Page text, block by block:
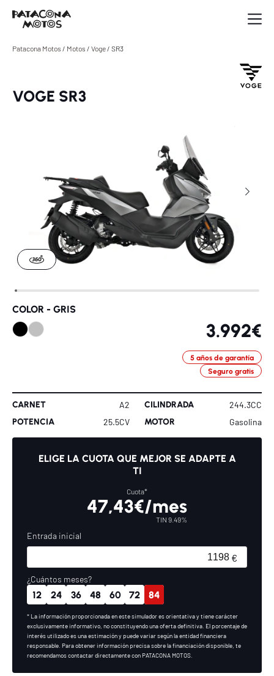
Patacona Motos/ Motos/Voge/SR3
VOGE SR3
COLOR - GRIS
3.992€
5 años de garantía
Seguro gratis
CARNET A2 CILINDRADA 244.3CC
POTENCIA 25.5CV MOTOR Gasolina
ELIGE LA CUOTA QUE MEJOR SE ADAPTE A
TI
Entrada inicial
¿Cuántos meses?
12 24 36 48 60 72 84
Cuota*
47,43€/mes
TIN 9.49%
* La información proporcionada en este simulador es orientativa y tiene carácter
exclusivamente informativo, no constituyendo una oferta definitiva. El porcentaje de
interés utilizado es una estimación y puede variar según la entidad financiera
responsable. Para obtener información precisa sobre la financiación disponible, te
recomendamos contactar directamente con PATACONA MOTOS.